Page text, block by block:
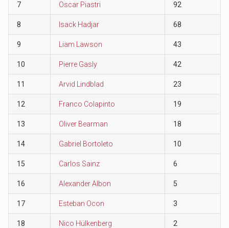
7 Oscar Piastri 92
8 Isack Hadjar 68
9 Liam Lawson 43
10 Pierre Gasly 42
11 Arvid Lindblad 23
12 Franco Colapinto 19
13 Oliver Bearman 18
14 Gabriel Bortoleto 10
15 Carlos Sainz 6
16 Alexander Albon 5
17 Esteban Ocon 3
18 Nico Hülkenberg 2